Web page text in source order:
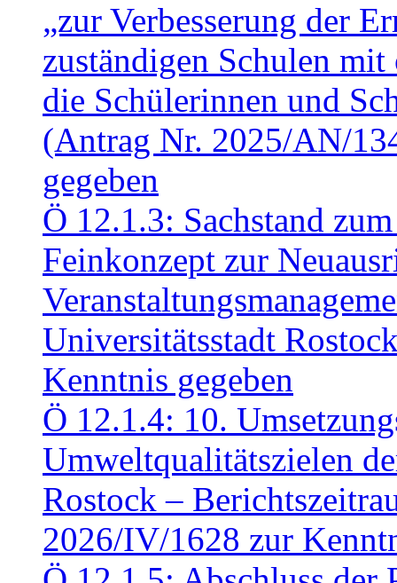
„zur Verbesserung der
zuständigen Schulen
die Schülerinnen und
(Antrag Nr. 2025/AN/
gegeben
Ö 12.1.3: Sachstand
Feinkonzept zur
Universitätsstadt
Kenntnis gegeben
Ö 12.1.4: 10.
Umweltqualitätszielen
Rostock –
2026/IV/1628 zur